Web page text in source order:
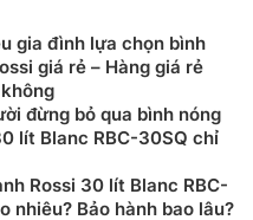
gia đình lựa chọn bình
giá rẻ – Hàng giá rẻ
đừng bỏ qua bình nóng
lít Blanc RBC-30SQ chỉ
Rossi 30 lít Blanc RBC-
nhiêu? Bảo hành bao lâu?